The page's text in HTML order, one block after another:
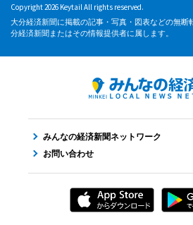
Copyright 2026 Keytail All rights reserved.
大分経済新聞に掲載の記事・写真・図表などの無断
分経済新聞またはその情報提供者に属します。
みんなの経済新聞ネットワーク
お問い合わせ